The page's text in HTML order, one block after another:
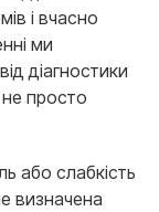
і вчасно
ми
діагностики
просто
або слабкість
визначена